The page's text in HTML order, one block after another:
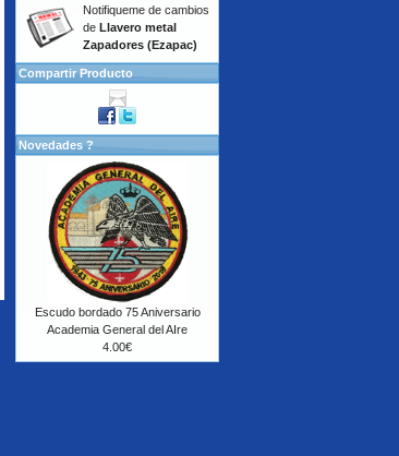
Notifiqueme de cambios
de Llavero metal
Zapadores (Ezapac)
Compartir Producto
Novedades ?
Escudo bordado 75 Aniversario
Academia General del AIre
4.00€